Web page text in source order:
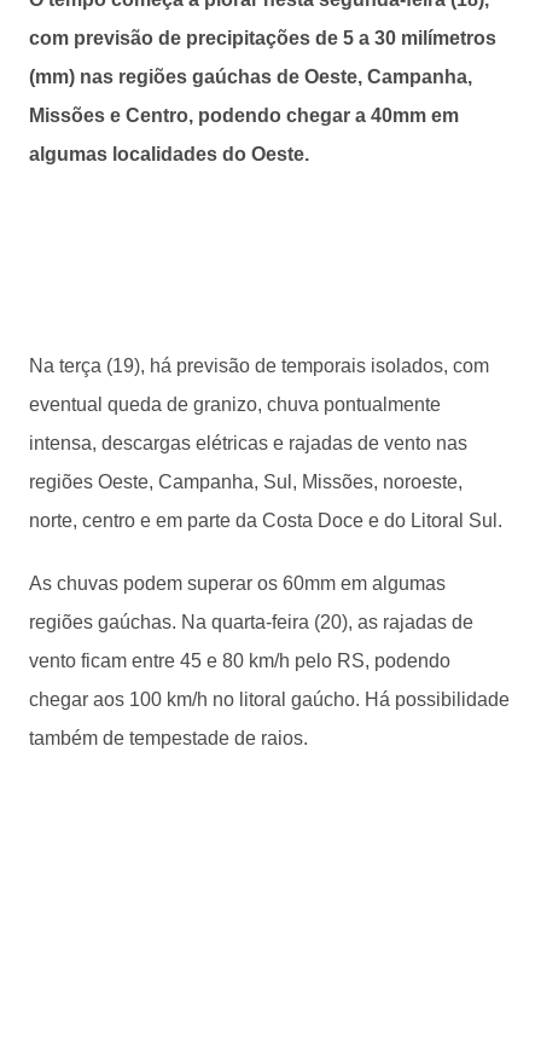
com previsão de precipitações de 5 a 30 milímetros
(mm) nas regiões gaúchas de Oeste, Campanha,
Missões e Centro, podendo chegar a 40mm em
algumas localidades do Oeste.
Na terça (19), há previsão de temporais isolados, com
eventual queda de granizo, chuva pontualmente
intensa, descargas elétricas e rajadas de vento nas
regiões Oeste, Campanha, Sul, Missões, noroeste,
norte, centro e em parte da Costa Doce e do Litoral Sul.
As chuvas podem superar os 60mm em algumas
regiões gaúchas. Na quarta-feira (20), as rajadas de
vento ficam entre 45 e 80 km/h pelo RS, podendo
chegar aos 100 km/h no litoral gaúcho. Há possibilidade
também de tempestade de raios.